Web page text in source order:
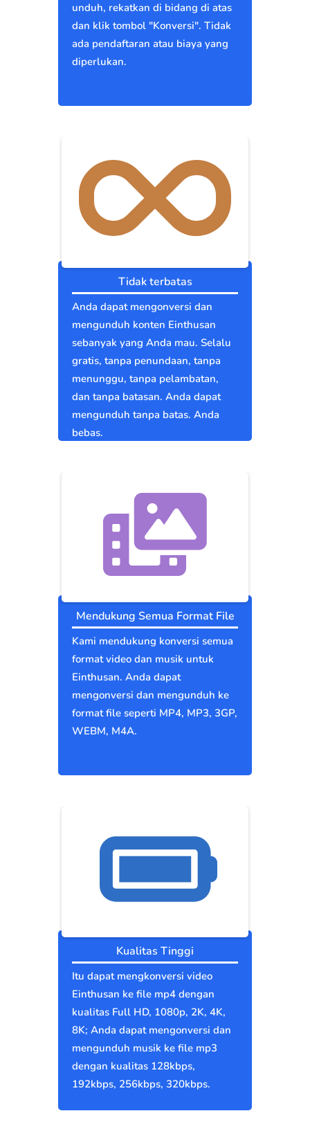
unduh, rekatkan di bidang di atas
dan klik tombol "Konversi". Tidak
ada pendaftaran atau biaya yang
diperlukan.
Tidak terbatas
Anda dapat mengonversi dan
mengunduh konten Einthusan
sebanyak yang Anda mau. Selalu
gratis, tanpa penundaan, tanpa
menunggu, tanpa pelambatan,
dan tanpa batasan. Anda dapat
mengunduh tanpa batas. Anda
bebas.
Mendukung Semua Format File
Kami mendukung konversi semua
format video dan musik untuk
Einthusan. Anda dapat
mengonversi dan mengunduh ke
format file seperti MP4, MP3, 3GP,
WEBM, M4A.
Kualitas Tinggi
Itu dapat mengkonversi video
Einthusan ke file mp4 dengan
kualitas Full HD, 1080p, 2K, 4K,
8K; Anda dapat mengonversi dan
mengunduh musik ke file mp3
dengan kualitas 128kbps,
192kbps, 256kbps, 320kbps.